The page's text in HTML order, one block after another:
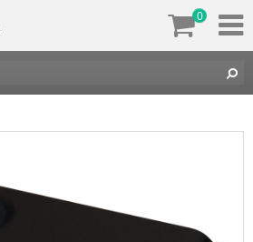
0